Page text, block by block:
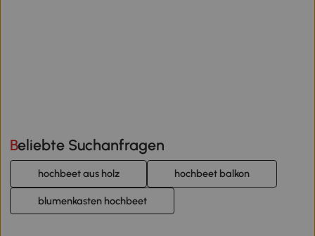
Beliebte Suchanfragen
hochbeet aus holz hochbeet balkon
blumenkasten hochbeet